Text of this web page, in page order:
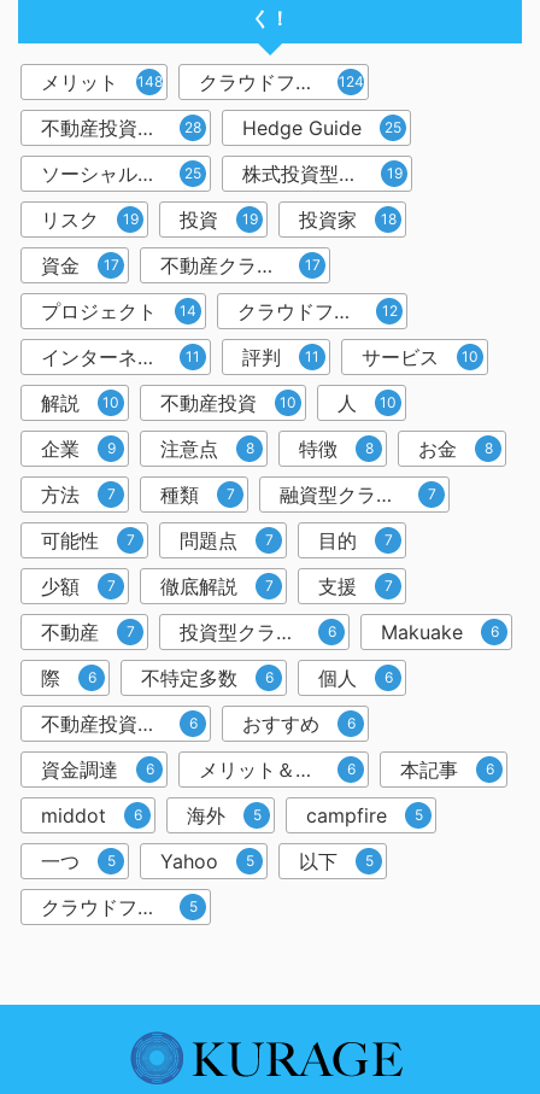
く！
メリット 148 クラウドファンディング 124
不動産投資型クラウドファンディング 28 Hedge Guide 25
ソーシャルレンディング 25 株式投資型クラウドファンディング 19
リスク 19 投資 19 投資家 18
資金 17 不動産クラウドファンディング 17
プロジェクト 14 クラウドファンディング投資 12
インターネット 11 評判 11 サービス 10
解説 10 不動産投資 10 人 10
企業 9 注意点 8 特徴 8 お金 8
方法 7 種類 7 融資型クラウドファンディング 7
可能性 7 問題点 7 目的 7
少額 7 徹底解説 7 支援 7
不動産 7 投資型クラウドファンディング 6 Makuake 6
際 6 不特定多数 6 個人 6
不動産投資クラウドファンディング 6 おすすめ 6
資金調達 6 メリット＆デメリット 6 本記事 6
middot 6 海外 5 campfire 5
一つ 5 Yahoo 5 以下 5
クラウドファンディングサービス 5